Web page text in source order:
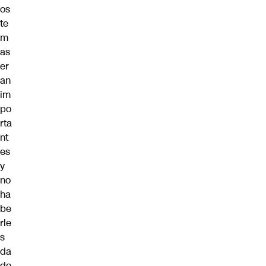
os
te
m
as
er
an
im
po
rta
nt
es
y
no
ha
be
rle
s
da